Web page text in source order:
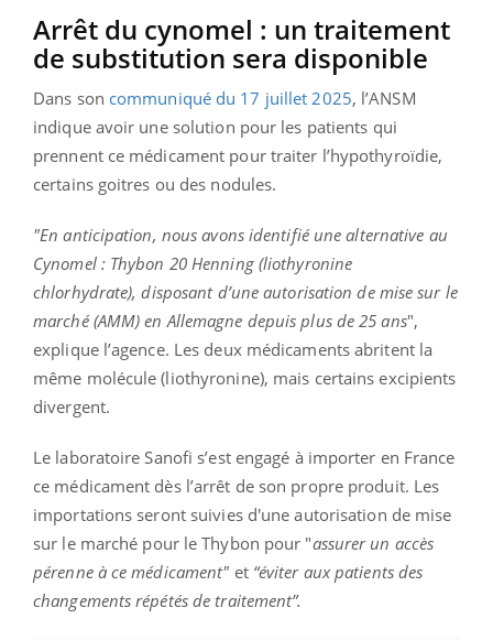
Arrêt du cynomel : un traitement
de substitution sera disponible
Dans son communiqué du 17 juillet 2025, l’ANSM
indique avoir une solution pour les patients qui
prennent ce médicament pour traiter l’hypothyroïdie,
certains goitres ou des nodules.
"En anticipation, nous avons identifié une alternative au
Cynomel : Thybon 20 Henning (liothyronine
chlorhydrate), disposant d’une autorisation de mise sur le
marché (AMM) en Allemagne depuis plus de 25 ans",
explique l’agence. Les deux médicaments abritent la
même molécule (liothyronine), mais certains excipients
divergent.
Le laboratoire Sanofi s’est engagé à importer en France
ce médicament dès l’arrêt de son propre produit. Les
importations seront suivies d'une autorisation de mise
sur le marché pour le Thybon pour "assurer un accès
pérenne à ce médicament" et “éviter aux patients des
changements répétés de traitement”.